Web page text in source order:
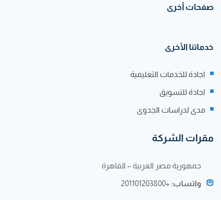
أخرى
الأخرى
اجادة للخدمات التعليمية
اجادة للتسويق
مدى لدراسات الجدوى
الشركة
جمهورية مصر العربية – القاهرة
واتساب:+201101203800